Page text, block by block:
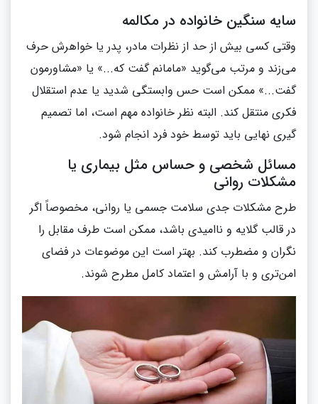
سایه سنگین خانواده در مکالمه
وقتی کسی بیش‌ از حد از نظرات مادر، پدر یا خواهرش حرف
می‌زند و مرتب می‌گوید «مامانم گفت که...» یا «مشاورمون
گفت...» ممکن است حس وابستگی شدید یا عدم استقلال
فکری منتقل کند. البته نظر خانواده مهم است، اما تصمیم‌
گیری نهایی باید توسط خود فرد انجام شود.
مسائل شخصی و حساس مثل بیماری یا
مشکلات روانی
طرح مشکلات جدی سلامت جسمی یا روانی، مخصوصاً اگر
در قالب گلایه و ناامیدی باشد، ممکن است طرف مقابل را
نگران و مضطرب کند. بهتر است این موضوعات در فضای
امن‌تری و با آرامش و اعتماد کامل مطرح شوند.